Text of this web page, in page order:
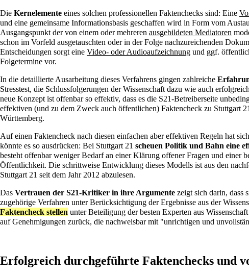
Die Kernelemente eines solchen professionellen Faktenchecks sind: Eine
und eine gemeinsame Informationsbasis geschaffen wird in Form vom
Ausgangspunkt der von einem oder mehreren ausgebildeten Mediatoren
schon im Vorfeld ausgetauschten oder in der Folge nachzureichenden
Entscheidungen sorgt eine Video- oder Audioaufzeichnung und ggf.
Folgetermine vor.
In die detaillierte Ausarbeitung dieses Verfahrens gingen zahlreiche
Stresstest, die Schlussfolgerungen derWissenschaft dazu wie auch
neue Konzept ist offenbar so effektiv, dass es die S21-Betreiberseite
effektiven (und zu dem Zweck auch öffentlichen) Faktencheck zu Stuttgart
Württemberg.
Auf einen Faktencheck nach diesen einfachen aber effektiven Regeln hat
könnte es so ausdrücken: Bei Stuttgart 21 scheuen Politik und Bahn eine
besteht offenbar weniger Bedarf an einer Klärung offener Fragen und einer
Öffentlichkeit. Die schrittweise Entwicklung dieses Modells ist aus den
Stuttgart 21 seit dem Jahr 2012 abzulesen.
Das Vertrauen der S21-Kritiker in ihre Argumente zeigt sich darin, dass
zugehörige Verfahren unter Berücksichtigung der Ergebnisse aus der
Faktencheck stellen unter Beteiligung der besten Experten aus
auf Genehmigungen zurück, die nachweisbar mit "unrichtigen und
Erfolgreich durchgeführte Faktenchecks und